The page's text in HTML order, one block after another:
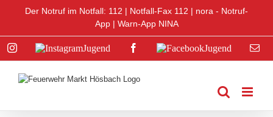
Der Notruf im Notfall: 112 | Notfall-Fax 112 | nora - Notruf-
App| Warn-App NINA
InstagramInstagram
Facebook
Facebook
E-